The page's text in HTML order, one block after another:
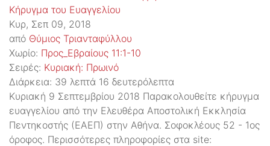
Κήρυγμα του Ευαγγελίου
Κυρ, Σεπ 09, 2018
από Θύμιος Τριανταφύλλου
Χωρίο: Προς_Εβραίους 11:1-10
Σειρές: Kυριακή: Πρωινό
Διάρκεια: 39 λεπτά 16 δευτερόλεπτα
Κυριακή 9 Σεπτεμβρίου 2018 Παρακολουθείτε κήρυγμα
ευαγγελίου από την Ελευθέρα Αποστολική Εκκλησία
Πεντηκοστής (ΕΑΕΠ) στην Αθήνα. Σοφοκλέους 52 - 1ος
όροφος. Περισσότερες πληροφορίες στα site: